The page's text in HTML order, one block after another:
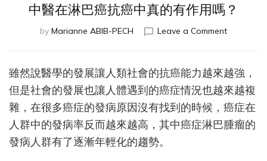
中醫在淋巴癌抗癌中真的有作用嗎？
by Marianne ABIB-PECH Leave a Commenton
在
淋
巴
癌
抗
癌
雖然說醫學的發展讓人類社會的抗癌能力越來越強，
但是社會的發展也讓人體遇到的癌症情況也越來越複
雜，在很多癌症的發病原因沒有找到的時候，癌症在
人群中的發病率反而越來越高，其中癌症淋巴腫瘤的
發病人群有了逐漸年輕化的趨勢。